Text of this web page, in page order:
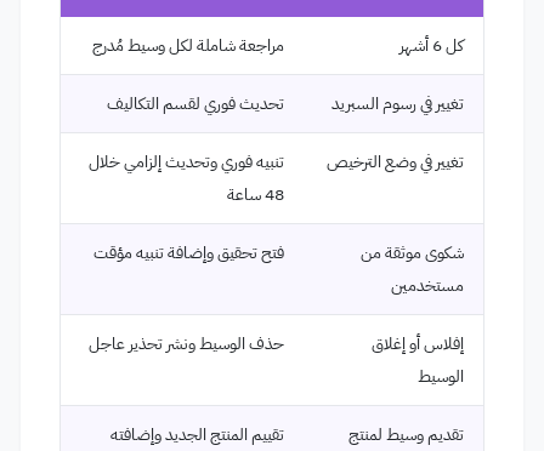
كل 6 أشهر مراجعة شاملة لكل وسيط مُدرج
تغيير في رسوم السبريد تحديث فوري لقسم التكاليف
تغيير في وضع الترخيص
تنبيه فوري وتحديث إلزامي خلال
48 ساعة
شكوى موثقة من
مستخدمين
فتح تحقيق وإضافة تنبيه مؤقت
إفلاس أو إغلاق
الوسيط
حذف الوسيط ونشر تحذير عاجل
تقديم وسيط لمنتج
تقييم المنتج الجديد وإضافته